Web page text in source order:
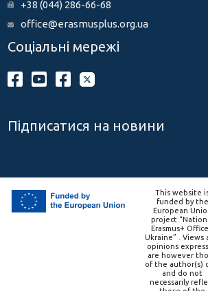
+38 (044) 286-66-68
office@erasmusplus.org.ua
Соціальні мережі
Підписатися на новини
This website
funded by the
European
project
Erasmus+
Ukraine” . Views
opinions
are however
of the author(s)
and do not
necessarily